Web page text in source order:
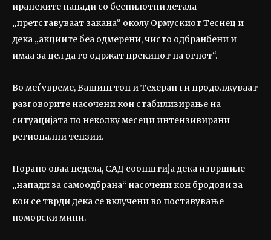
иранските напади со беспилотни летала
„претставуваат закана“ околу Ормускиот Теснец и
дека „акциите беа одмерени, чисто одбранбени и
имаа за цел да го одржат прекинот на огнот“.
Во меѓувреме, Вашингтон и Техеран ги продолжуваат
разговорите насочени кон стабилизирање на
ситуацијата по неколку месеци интензивирани
регионални тензии.
Порано оваа недела, САД соопштија дека извршиле
„напади за самоодбрана“ насочени кон бродови за
кои се тврди дека се вклучени во поставување
поморски мини.